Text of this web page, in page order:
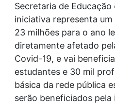
Secretaria de Educação
iniciativa representa
23 milhões para o ano
diretamente afetado
Covid-19, e vai
estudantes e 30 mil
básica da rede pública
serão beneficiados